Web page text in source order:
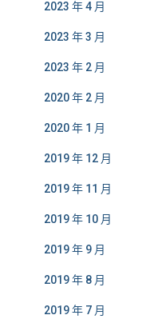
2023 年 4 月
2023 年 3 月
2023 年 2 月
2020 年 2 月
2020 年 1 月
2019 年 12 月
2019 年 11 月
2019 年 10 月
2019 年 9 月
2019 年 8 月
2019 年 7 月